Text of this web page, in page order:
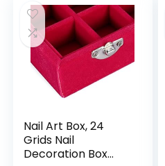
Nail Art Box, 24
Grids Nail
Decoration Box